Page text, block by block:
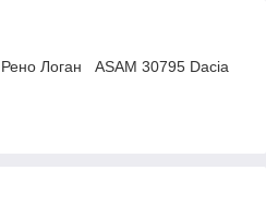
Логан ASAM 30795 Dacia